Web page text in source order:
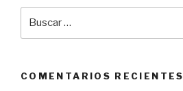
COMENTARIOS RECIENTES